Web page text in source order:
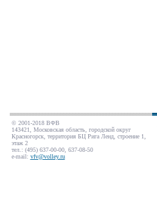
© 2001-2018 ВФВ
143421, Московская область, городской округ
Красногорск, территория БЦ Рига Ленд, строение 1,
этаж 2
тел.: (495) 637-00-00, 637-08-50
e-mail: vfv@volley.ru